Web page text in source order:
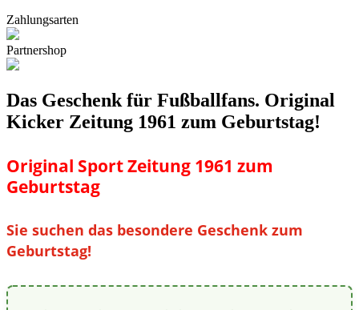
Zahlungsarten
Partnershop
Das Geschenk für Fußballfans. Original
Kicker Zeitung 1961 zum Geburtstag!
Original Sport Zeitung 1961 zum
Geburtstag
Sie suchen das besondere Geschenk zum
Geburtstag!